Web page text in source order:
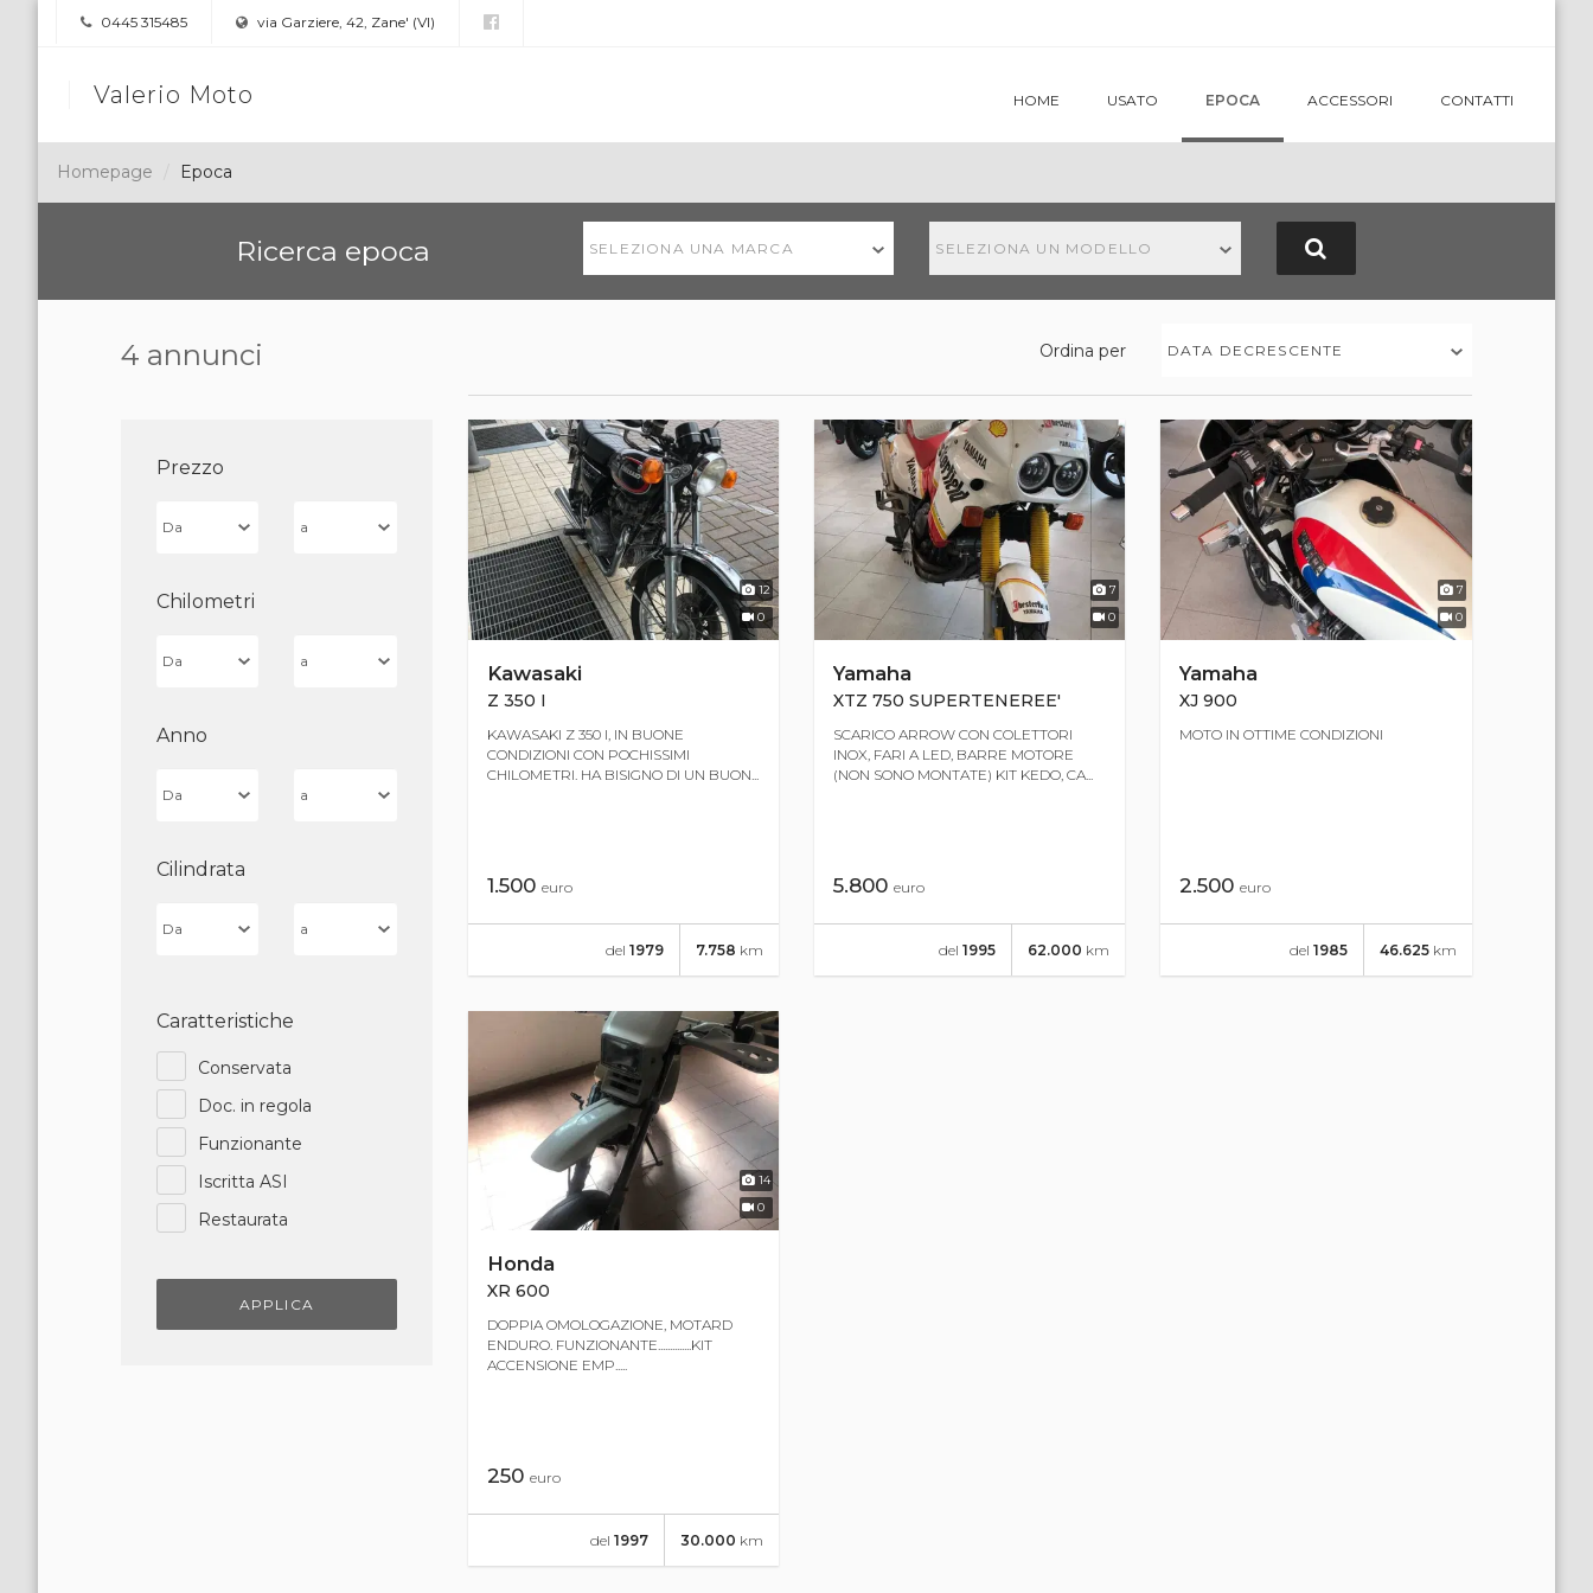
0445 315485 via Garziere, 42, Zane' (VI)
Valerio Moto HOME USATO EPOCA ACCESSORI CONTATTI
Homepage Epoca
Ricerca epoca SELEZIONA UNA MARCA SELEZIONA UN MODELLO
4 annunci Ordina per DATA DECRESCENTE
Prezzo
Chilometri
Anno
Cilindrata
Caratteristiche
Conservata
Doc. in regola
Funzionante
Iscritta ASI
Restaurata
APPLICA
12
0
Kawasaki
Z 350 I
KAWASAKI Z 350 I, IN BUONE
CONDIZIONI CON POCHISSIMI
CHILOMETRI. HA BISIGNO DI UN BUON...
1.500 euro
7.758 km
del 1979
7
0
Yamaha
XTZ 750 SUPERTENEREE'
SCARICO ARROW CON COLETTORI
INOX, FARI A LED, BARRE MOTORE
(NON SONO MONTATE) KIT KEDO, CA...
5.800 euro
62.000 km
del 1995
7
0
Yamaha
XJ 900
MOTO IN OTTIME CONDIZIONI
2.500euro
46.625 km
del 1985
14
0
Honda
XR 600
DOPPIA OMOLOGAZIONE, MOTARD
ENDURO. FUNZIONANTE..............KIT
ACCENSIONE EMP.....
250 euro
30.000 km
del 1997